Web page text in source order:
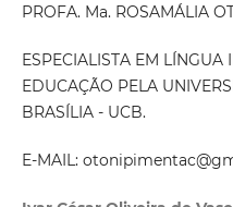
PROFA. Ma. ROSAMÁLIA
ESPECIALISTA EM LÍNGUA
EDUCAÇÃO PELA
BRASÍLIA - UCB.
E-MAIL: